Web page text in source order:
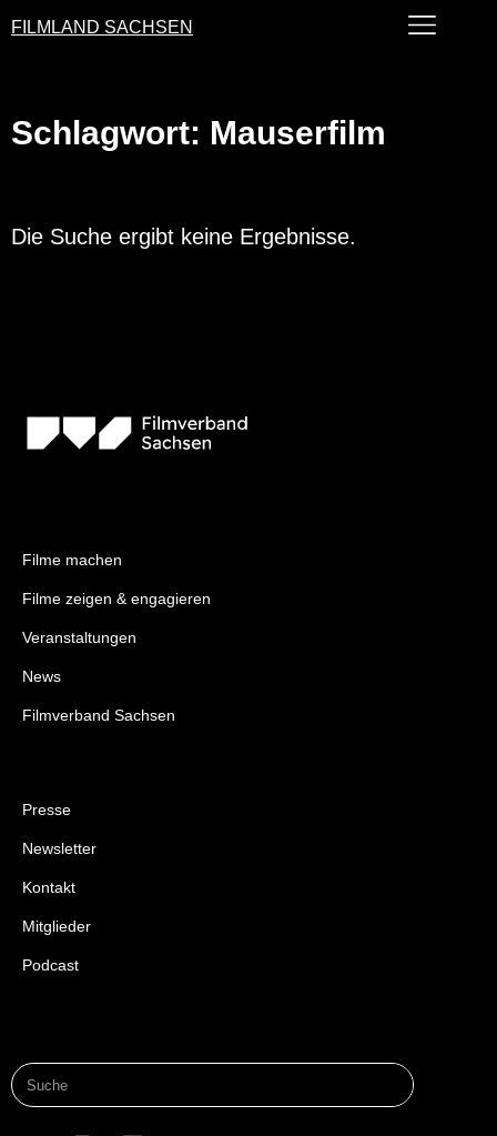
FILMLAND SACHSEN
Schlagwort: Mauserfilm
Die Suche ergibt keine Ergebnisse.
Filme machen
Filme zeigen & engagieren
Veranstaltungen
News
Filmverband Sachsen
Presse
Newsletter
Kontakt
Mitglieder
Podcast